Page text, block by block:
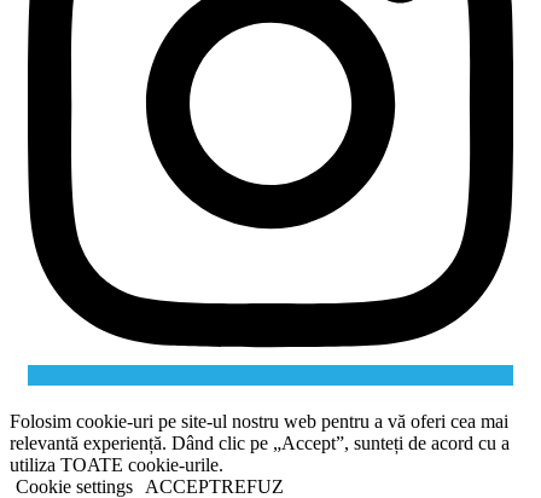
Folosim cookie-uri pe site-ul nostru web pentru a vă oferi cea mai
relevantă experiență. Dând clic pe „Accept”, sunteți de acord cu a
utiliza TOATE cookie-urile.
Cookie settings
ACCEPTREFUZ